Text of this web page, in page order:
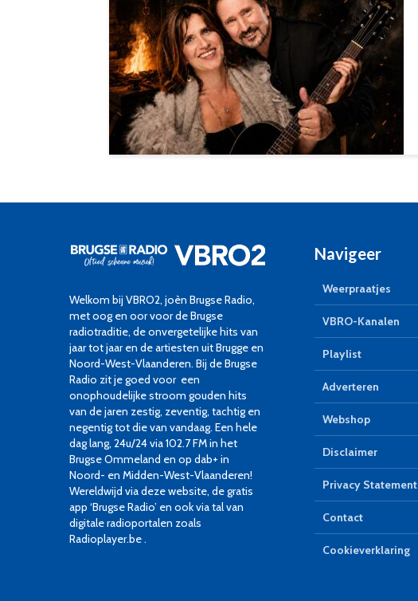
Welkom bij VBRO2, joèn Brugse Radio,
met oog en oor voor de Brugse
radiotraditie, de onvergetelijke hits van
jaar tot jaar en de artiesten uit Brugge en
Noord-West-Vlaanderen. Bij de Brugse
Radio zit je goed voor een
onophoudelijke stroom gouden hits
van de jaren zestig, zeventig, tachtig en
negentig tot die van vandaag. Een hele
dag lang, 24u/24 via 102.7 FM in het
Brugse Ommeland en op dab+ in
Noord- en Midden-West-Vlaanderen!
Wereldwijd via deze website, de gratis
app ‘Brugse Radio’ en ook via tal van
digitale radioportalen zoals
Radioplayer.be .
Navigeer
Weerpraatjes
VBRO-Kanalen
Playlist
Adverteren
Webshop
Disclaimer
Privacy Statement
Contact
Cookieverklaring